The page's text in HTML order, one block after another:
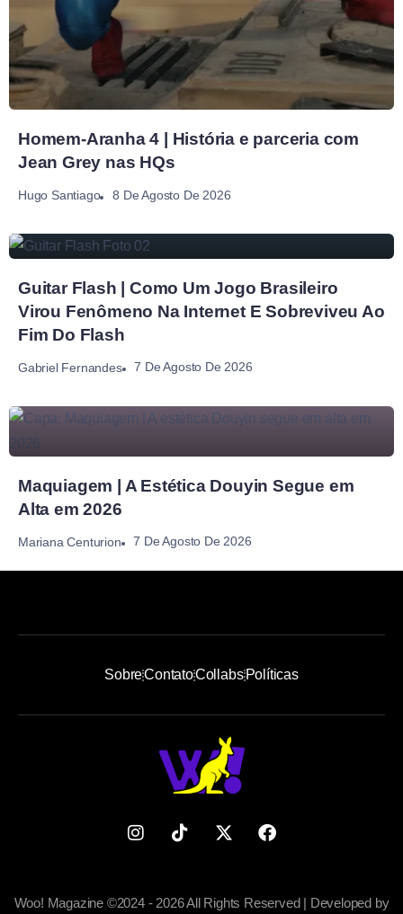
Homem-Aranha 4 | História e parceria com
Jean Grey nas HQs
Hugo Santiago 8 De Agosto De 2026
Guitar Flash | Como Um Jogo Brasileiro
Virou Fenômeno Na Internet E Sobreviveu Ao
Fim Do Flash
Gabriel Fernandes 7 De Agosto De 2026
Maquiagem | A Estética Douyin Segue em
Alta em 2026
Mariana Centurion 7 De Agosto De 2026
SobreContatoCollabsPolíticas
Woo! Magazine ©2024 - 2026 All Rights Reserved | Developed by